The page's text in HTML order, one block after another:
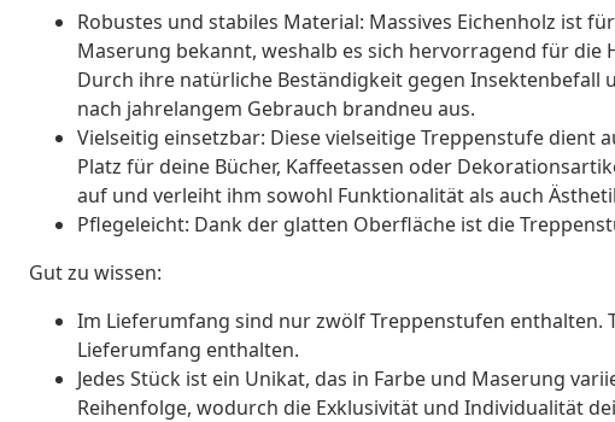
Robustes und stabiles Material: Massives Eichenholz ist
Maserung bekannt, weshalb es sich hervorragend für
Durch ihre natürliche Beständigkeit gegen Insektenbefall
nach jahrelangem Gebrauch brandneu aus.
Vielseitig einsetzbar: Diese vielseitige Treppenstufe dient
Platz für deine Bücher, Kaffeetassen oder
auf und verleiht ihm sowohl Funktionalität als auch
Pflegeleicht: Dank der glatten Oberfläche ist die
Gut zu wissen:
Im Lieferumfang sind nur zwölf Treppenstufen enthalten.
Lieferumfang enthalten.
Jedes Stück ist ein Unikat, das in Farbe und Maserung
Reihenfolge, wodurch die Exklusivität und Individualität